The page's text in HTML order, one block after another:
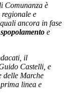
Comunanza è
e
ancora in fase
spopolamento e
il
Castelli, e
delle Marche
linea e